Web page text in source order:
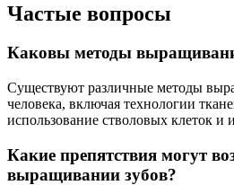
Частые вопросы
Каковы методы
Существуют различные методы
человека, включая технологии
использование стволовых клеток и
Какие препятствия могут
выращивании зубов?